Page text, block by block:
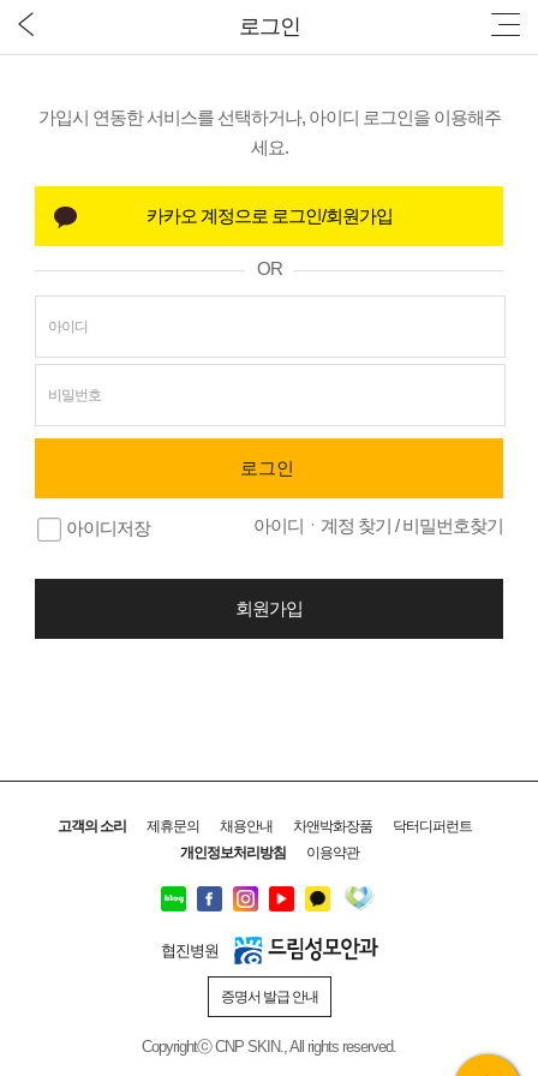
로그인
가입시 연동한 서비스를 선택하거나, 아이디 로그인을 이용해주
세요.
OR
아이디저장 아이디ㆍ계정 찾기 /비밀번호찾기
회원가입
고객의 소리 제휴문의 채용안내 차앤박화장품
닥터디퍼런트
개인정보처리방침
이용약관
협진병원
증명서 발급 안내
Copyrightⓒ CNP SKIN., All rights reserved.